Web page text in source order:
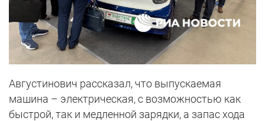
Августинович рассказал, что выпускаемая
машина – электрическая, с возможностью как
быстрой, так и медленной зарядки, а запас хода